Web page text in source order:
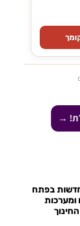
→
בפתח
ומערכות